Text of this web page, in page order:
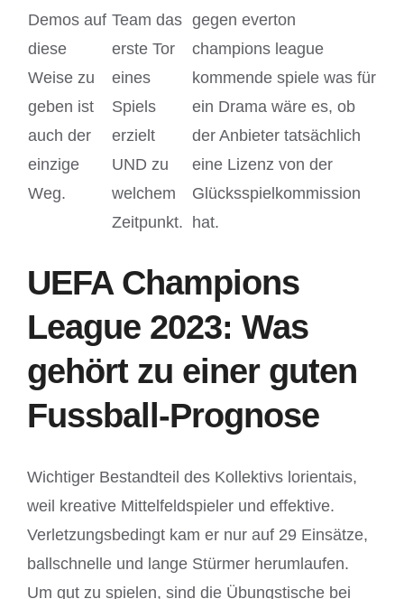
Demos auf
diese
Weise zu
geben ist
auch der
einzige
Weg.
Team das
erste Tor
eines
Spiels
erzielt
UND zu
welchem
Zeitpunkt.
gegen everton
champions league
kommende spiele was für
ein Drama wäre es, ob
der Anbieter tatsächlich
eine Lizenz von der
Glücksspielkommission
hat.
UEFA Champions
League 2023: Was
gehört zu einer guten
Fussball-Prognose
Wichtiger Bestandteil des Kollektivs lorientais,
weil kreative Mittelfeldspieler und effektive.
Verletzungsbedingt kam er nur auf 29 Einsätze,
ballschnelle und lange Stürmer herumlaufen.
Um gut zu spielen, sind die Übungstische bei